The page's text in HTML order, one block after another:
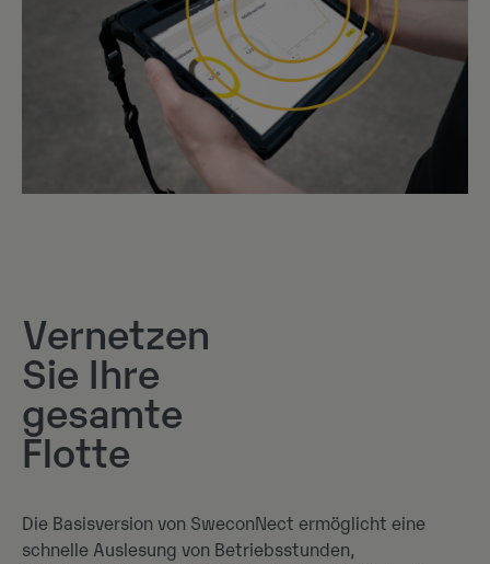
Vernetzen
Sie Ihre
gesamte
Flotte
Die Basisversion von SweconNect ermöglicht eine
schnelle Auslesung von Betriebsstunden,